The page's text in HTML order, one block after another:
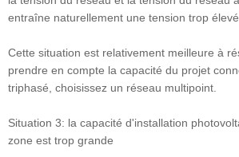
entraîne naturellement une tension trop
Cette situation est relativement meilleure à
prendre en compte la capacité du projet
triphasé, choisissez un réseau multipoint.
Situation 3: la capacité d'installation
zone est trop grande